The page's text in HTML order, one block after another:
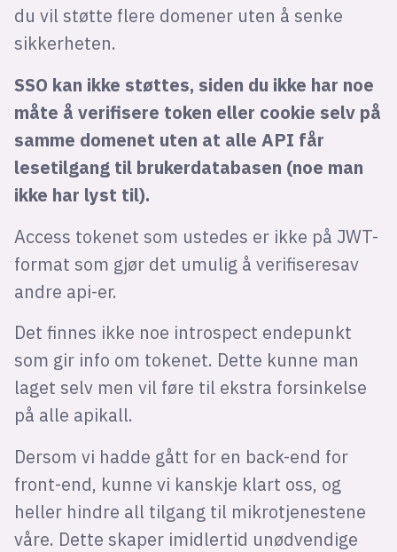
du vil støtte flere domener uten å senke
sikkerheten.
SSO kan ikke støttes, siden du ikke har noe
måte å verifisere token eller cookie selv på
samme domenet uten at alle API får
lesetilgang til brukerdatabasen (noe man
ikke har lyst til).
Access tokenet som ustedes er ikke på JWT-
format som gjør det umulig å verifiseresav
andre api-er.
Det finnes ikke noe introspect endepunkt
som gir info om tokenet. Dette kunne man
laget selv men vil føre til ekstra forsinkelse
på alle apikall.
Dersom vi hadde gått for en back-end for
front-end, kunne vi kanskje klart oss, og
heller hindre all tilgang til mikrotjenestene
våre. Dette skaper imidlertid unødvendige